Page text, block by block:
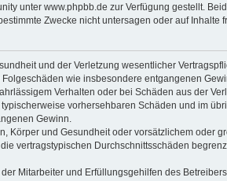
unter www.phpbb.de zur Verfügung gestellt.
Zwecke nicht untersagen oder auf Inhalte
und der Verletzung wesentlicher
wie insbesondere entgangenen
Verhalten oder bei Schäden aus der
vorhersehbaren Schäden und im
Gewinn.
Körper und Gesundheit oder vorsätzlichem oder
vertragstypischen Durchschnittsschäden
Mitarbeiter und Erfüllungsgehilfen des